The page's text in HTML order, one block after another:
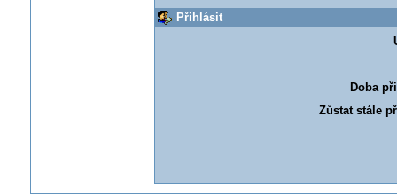
Přihlásit
Doba
Zůstat stále